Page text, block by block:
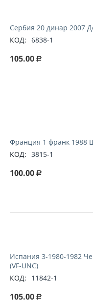
Сербия 20 динар 2007
КОД: 6838-1
105.00 Р
Франция 1 франк 1988
КОД: 3815-1
100.00 Р
Испания 3-1980-1982
(VF-UNC)
КОД:
11842-1
105.00 Р